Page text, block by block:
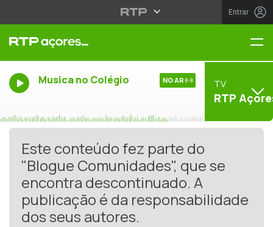
Entrar
Musica no Colégio NO AR TV
RTP
Este conteúdo fez parte do
"Blogue Comunidades", que se
encontra descontinuado. A
publicação é da responsabilidade
dos seus autores.